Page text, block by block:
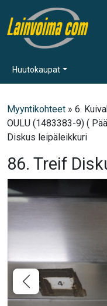
Huutokaupat
Myyntikohteet » 6.
OULU (1483383-9) (
Diskus leipäleikkuri
86. Treif